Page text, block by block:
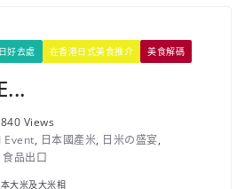
好去處 在香港日式美食推介 美食解碼
Views
Event, 日本國產米, 日米の盛宴,
食品出口
大米及大米相